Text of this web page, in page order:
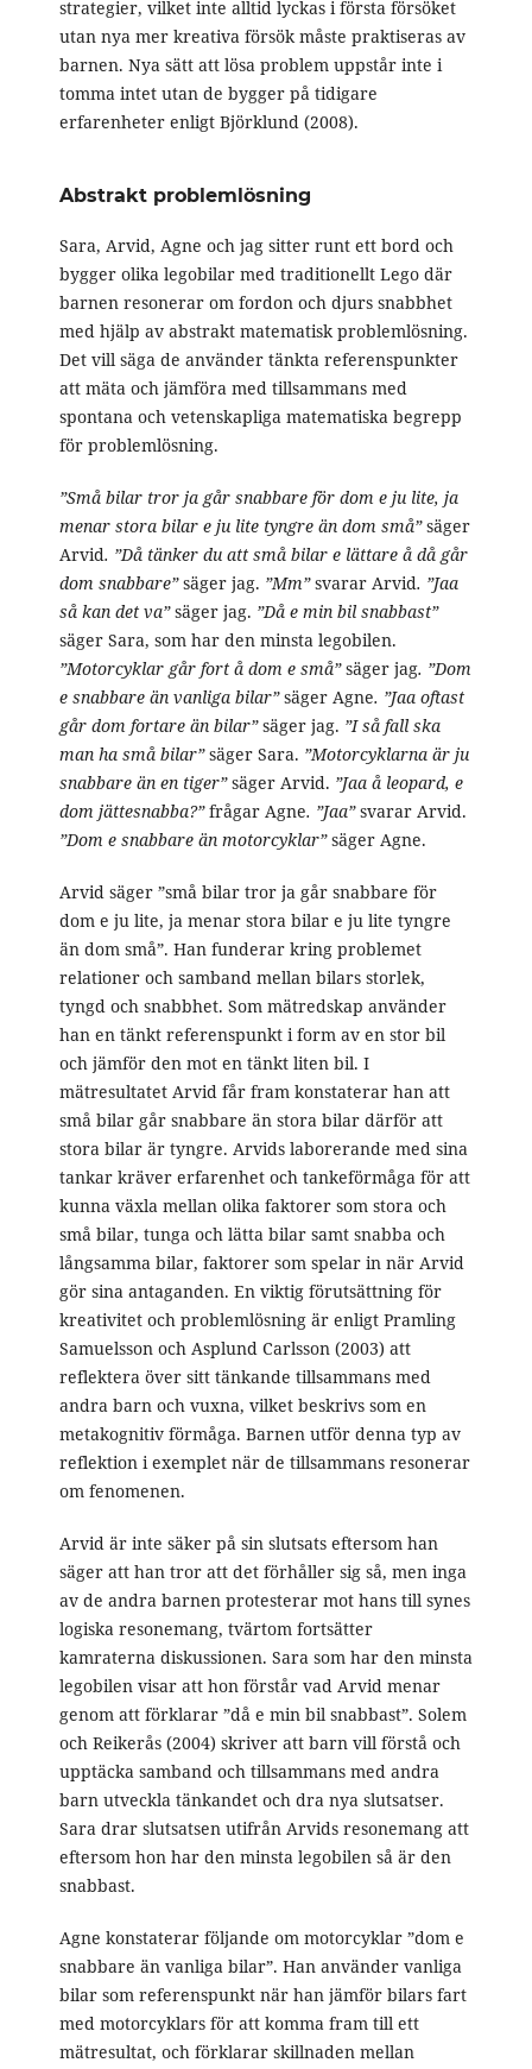
strategier, vilket inte alltid lyckas i första försöket
utan nya mer kreativa försök måste praktiseras av
barnen. Nya sätt att lösa problem uppstår inte i
tomma intet utan de bygger på tidigare
erfarenheter enligt Björklund (2008).
Abstrakt problemlösning
Sara, Arvid, Agne och jag sitter runt ett bord och
bygger olika legobilar med traditionellt Lego där
barnen resonerar om fordon och djurs snabbhet
med hjälp av abstrakt matematisk problemlösning.
Det vill säga de använder tänkta referenspunkter
att mäta och jämföra med tillsammans med
spontana och vetenskapliga matematiska begrepp
för problemlösning.
”Små bilar tror ja går snabbare för dom e ju lite, ja
menar stora bilar e ju lite tyngre än dom små”säger
Arvid. ”Då tänker du att små bilar e lättare å då går
dom snabbare”säger jag. ”Mm”svarar Arvid. ”Jaa
så kan det va”säger jag. ”Då e min bil snabbast”
säger Sara, som har den minsta legobilen.
”Motorcyklar går fort å dom e små”säger jag. ”Dom
e snabbare än vanliga bilar”säger Agne. ”Jaa oftast
går dom fortare än bilar”säger jag. ”I så fall ska
man ha små bilar”säger Sara. ”Motorcyklarna är ju
snabbare än en tiger”säger Arvid. ”Jaa å leopard, e
dom jättesnabba?”frågar Agne. ”Jaa”svarar Arvid.
”Dom e snabbare än motorcyklar”säger Agne.
Arvid säger ”små bilar tror ja går snabbare för
dom e ju lite, ja menar stora bilar e ju lite tyngre
än dom små”. Han funderar kring problemet
relationer och samband mellan bilars storlek,
tyngd och snabbhet. Som mätredskap använder
han en tänkt referenspunkt i form av en stor bil
och jämför den mot en tänkt liten bil. I
mätresultatet Arvid får fram konstaterar han att
små bilar går snabbare än stora bilar därför att
stora bilar är tyngre. Arvids laborerande med sina
tankar kräver erfarenhet och tankeförmåga för att
kunna växla mellan olika faktorer som stora och
små bilar, tunga och lätta bilar samt snabba och
långsamma bilar, faktorer som spelar in när Arvid
gör sina antaganden. En viktig förutsättning för
kreativitet och problemlösning är enligt Pramling
Samuelsson och Asplund Carlsson (2003) att
reflektera över sitt tänkande tillsammans med
andra barn och vuxna, vilket beskrivs som en
metakognitiv förmåga. Barnen utför denna typ av
reflektion i exemplet när de tillsammans resonerar
om fenomenen.
Arvid är inte säker på sin slutsats eftersom han
säger att han tror att det förhåller sig så, men inga
av de andra barnen protesterar mot hans till synes
logiska resonemang, tvärtom fortsätter
kamraterna diskussionen. Sara som har den minsta
legobilen visar att hon förstår vad Arvid menar
genom att förklarar ”då e min bil snabbast”. Solem
och Reikerås (2004) skriver att barn vill förstå och
upptäcka samband och tillsammans med andra
barn utveckla tänkandet och dra nya slutsatser.
Sara drar slutsatsen utifrån Arvids resonemang att
eftersom hon har den minsta legobilen så är den
snabbast.
Agne konstaterar följande om motorcyklar ”dom e
snabbare än vanliga bilar”. Han använder vanliga
bilar som referenspunkt när han jämför bilars fart
med motorcyklars för att komma fram till ett
mätresultat, och förklarar skillnaden mellan